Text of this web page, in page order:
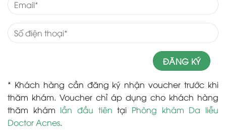
* Khách hàng cần đăng ký nhận voucher trước khi
thăm khám. Voucher chỉ áp dụng cho khách hàng
thăm khám lần đầu tiên tại Phòng khám Da liễu
Doctor Acnes.